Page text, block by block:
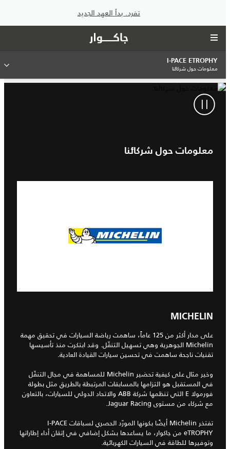
تفرد. بدأ العهد الجديد
I‑PACE ETROPHY
معلومات حول شركائنا
معلومات حول شركائنا
MICHELIN
على مدار أكثر من 125 عاماً، ساهمت رياضة السيارات في تحقيق مهمة
Michelin الجوهرية وهي تسهيل التنقّل. وقد ابتكرت منذ تأسيسها
تقنيات ناجحة ساهمت في تحسين سيارات القيادة العادية.
وخير مثال على كيفية تحضير Michelin للمساهمة في مجال التنقّل
في المستقبل هو التزامها بالمسابقات المرتبطة بالطريق مثل بطولة
فورمولا E التي تنظمها شركة ABB والاتحاد الدولي للسيارات، بالتعاون
مع شركاء من مستوى Jaguar Racing.
تفتخر Michelin أيضًا بكونها المورّد الحصري لسباقات I‑PACE
eTROPHY من جاكوار، ما يساعدها بشكل إضافي في إتقان أداء إطاراتها
وتوفيرها للطاقة في السيارات الكهربائية.